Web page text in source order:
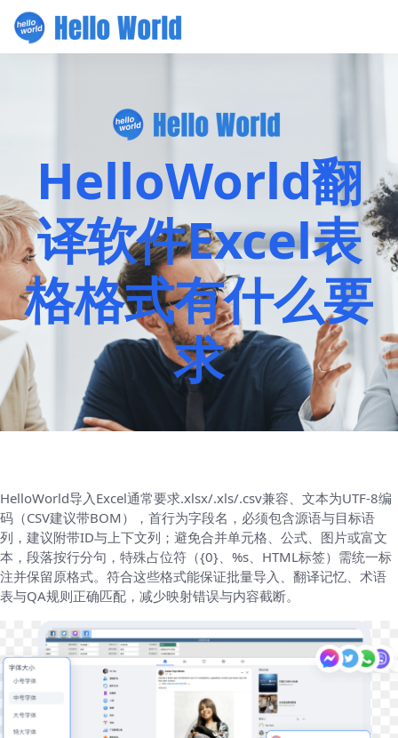
HelloWorld翻
译软件Excel表
格格式有什么要
求
HelloWorld导入Excel通常要求.xlsx/.xls/.csv兼容、文本为UTF-8编
码（CSV建议带BOM），首行为字段名，必须包含源语与目标语
列，建议附带ID与上下文列；避免合并单元格、公式、图片或富文
本，段落按行分句，特殊占位符（{0}、%s、HTML标签）需统一标
注并保留原格式。符合这些格式能保证批量导入、翻译记忆、术语
表与QA规则正确匹配，减少映射错误与内容截断。